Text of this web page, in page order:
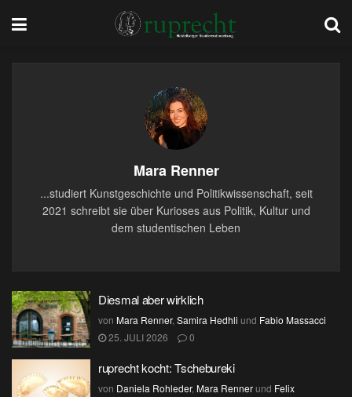
Mara Renner
...studiert Kunstgeschichte und Politikwissenschaft, seit
2021 schreibt sie über Kurioses aus Politik, Kultur und
dem studentischen Leben
Diesmal aber wirklich
von Mara Renner, Samira Hedhli und Fabio Massacci
25. JULI 2026
0
ruprecht kocht: Tschebureki
von Daniela Rohleder, Mara Rennerund Felix